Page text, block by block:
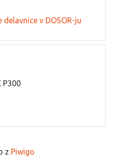
delavnice v DOSOR-ju
P300
z Piwigo